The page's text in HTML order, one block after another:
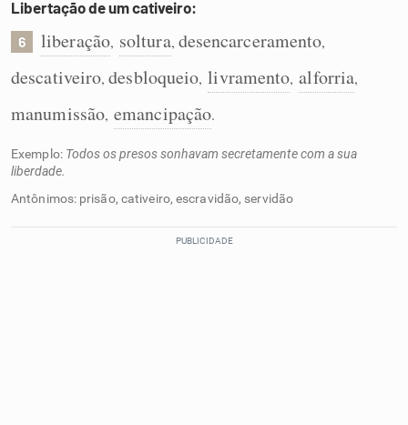
Libertação de um cativeiro:
6 liberação, soltura, desencarceramento,
descativeiro,desbloqueio, livramento, alforria,
manumissão, emancipação.
Exemplo: Todos os presos sonhavam secretamente com a sua
liberdade.
Antônimos: prisão, cativeiro, escravidão, servidão